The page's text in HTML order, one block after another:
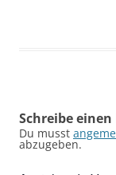
Schreibe
Du musst
abzugeben.